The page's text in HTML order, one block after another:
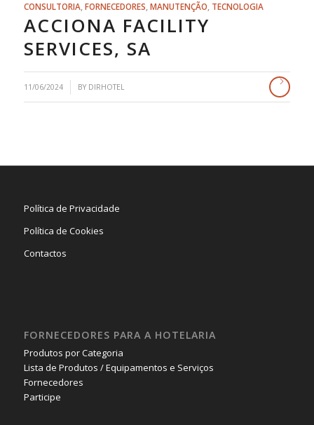
CONSULTORIA, FORNECEDORES MANUTENÇÃO TECNOLOGIA
ACCIONA FACILITY
SERVICES, SA
11/06/2024 BY DIRHOTEL
Política de Privacidade
Política de Cookies
Contactos
FORNECEDORES PARA A HOTELARIA
Produtos por Categoria
Lista de Produtos / Equipamentos e Serviços
Fornecedores
Participe